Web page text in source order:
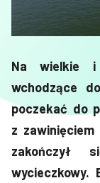
Na wielkie i
wchodzące
poczekać do
z zawinięciem
zakończył
wycieczkowy.